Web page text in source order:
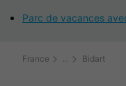
Parc de vacances
France Bidart